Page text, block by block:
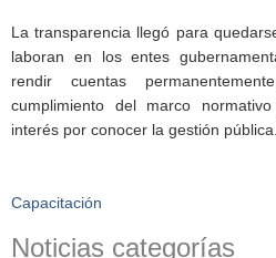
La transparencia llegó para
laboran en los entes
rendir cuentas
cumplimiento del marco
interés por conocer la gestión pública.
Capacitación
Noticias categorías